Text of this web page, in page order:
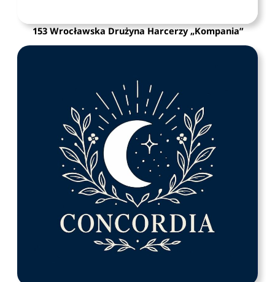
153 Wrocławska Drużyna Harcerzy „Kompania”